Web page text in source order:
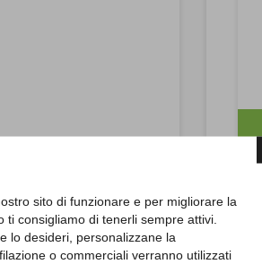
sito di funzionare e per migliorare la
consigliamo di tenerli sempre attivi.
lo desideri, personalizzane la
o commerciali verranno utilizzati